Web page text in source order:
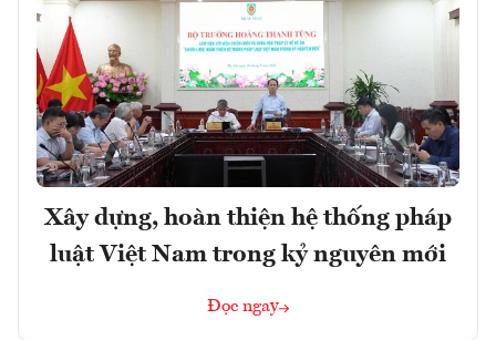
Xây dựng, hoàn thiện hệ thống pháp
luật Việt Nam trong kỷ nguyên mới
Đọc ngay